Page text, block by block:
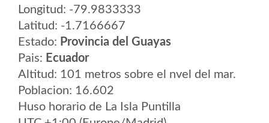
Longitud: -79.9833333
Latitud: -1.7166667
Estado: Provincia del Guayas
Pais: Ecuador
Altitud: 101 metros sobre el nvel del mar.
Poblacion: 16.602
Huso horario de La Isla Puntilla